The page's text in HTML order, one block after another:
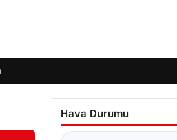
Hava Durumu